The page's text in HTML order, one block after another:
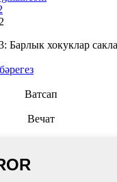
Барлык хокуклар
Ватсап
Вечат